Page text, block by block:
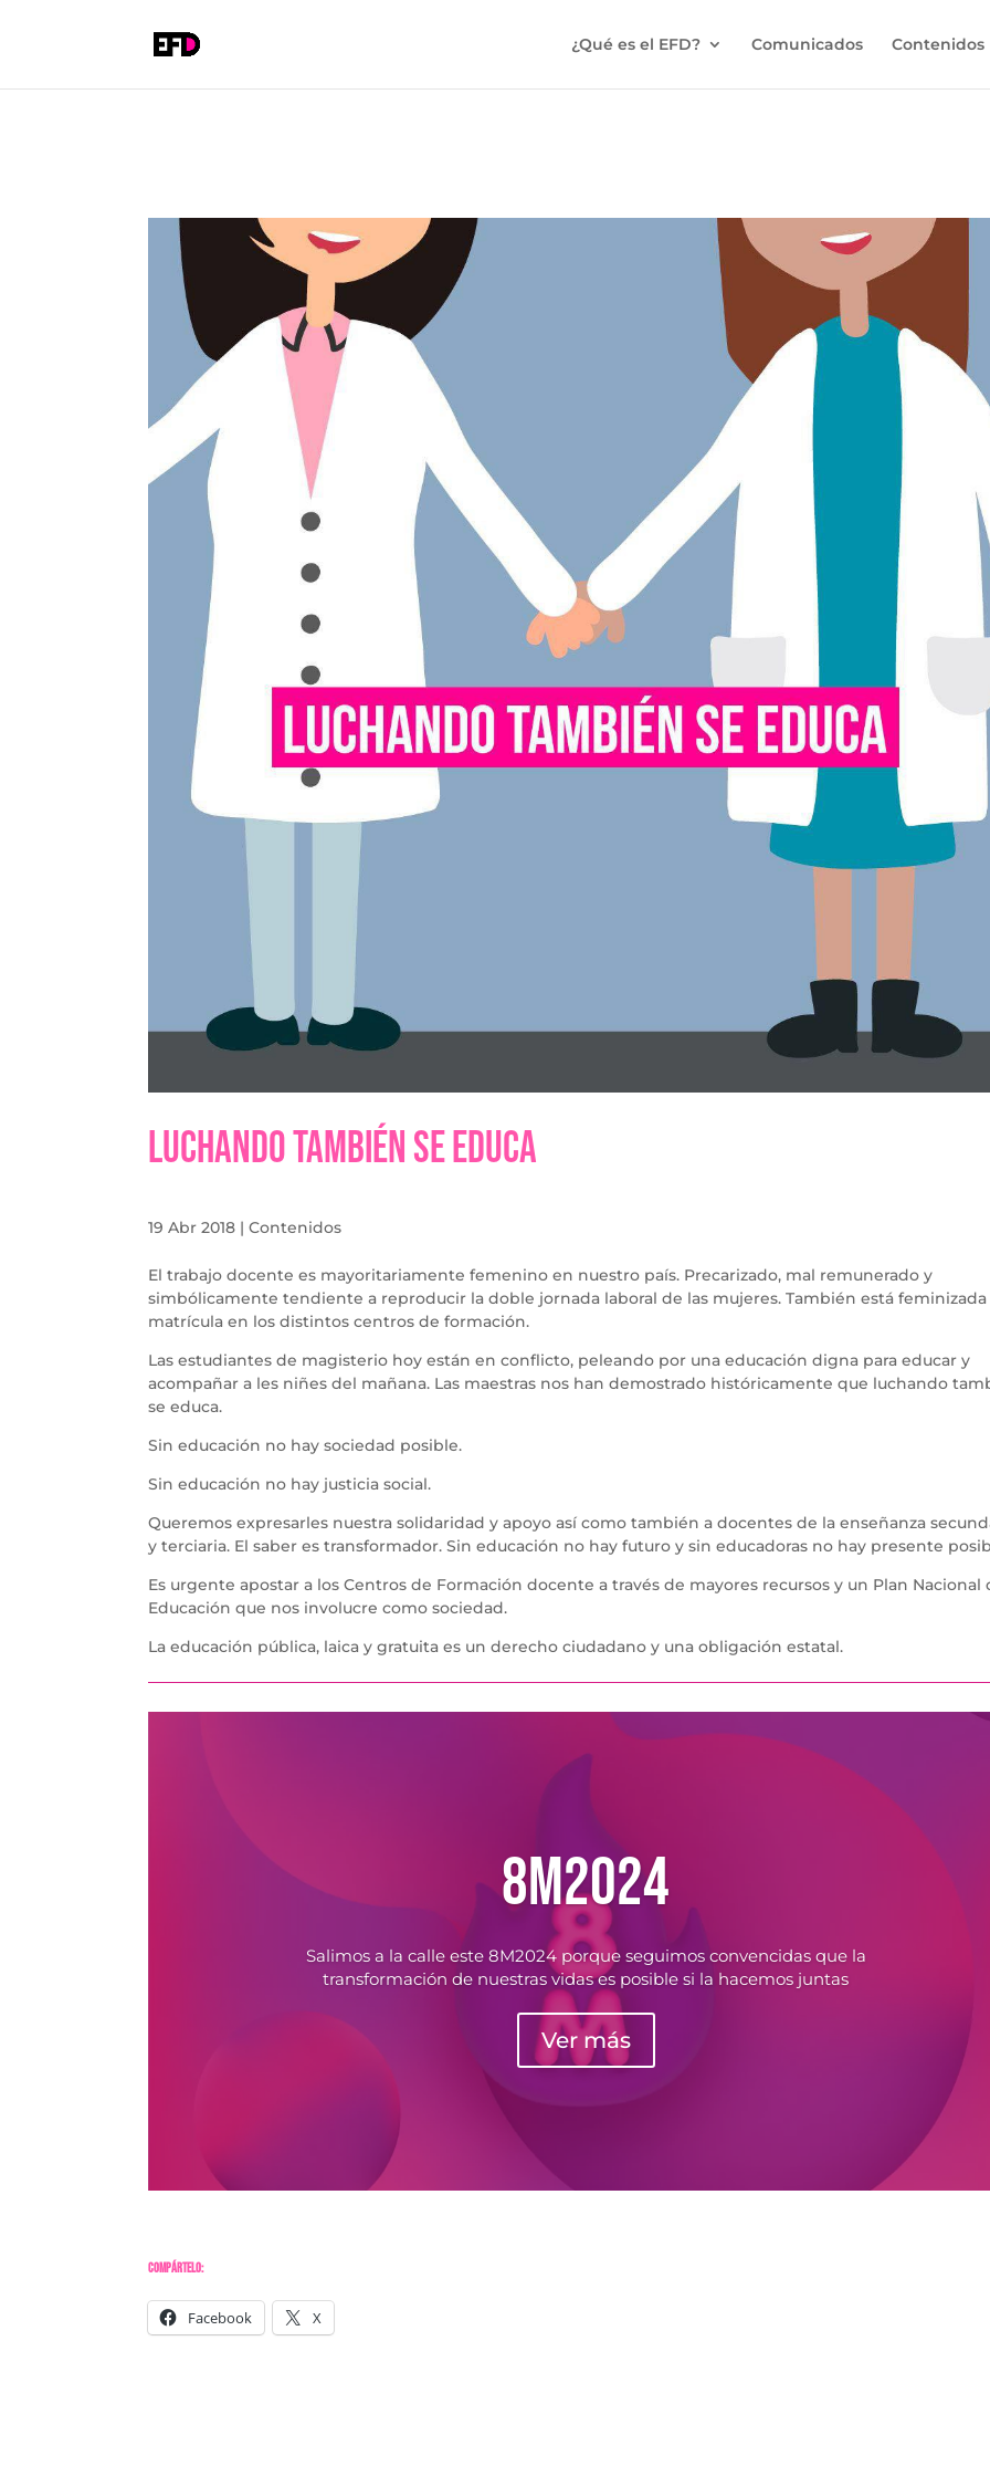
¿Qué es el EFD? Comunicados Contenidos
Luchando también se educa
19 Abr 2018 |Contenidos
El trabajo docente es mayoritariamente femenino en nuestro país. Precarizado, mal remunerado y
simbólicamente tendiente a reproducir la doble jornada laboral de las mujeres. También está feminizada
matrícula en los distintos centros de formación.
Las estudiantes de magisterio hoy están en conflicto, peleando por una educación digna para educar y
acompañar a les niñes del mañana. Las maestras nos han demostrado históricamente que luchando
se educa.
Sin educación no hay sociedad posible.
Sin educación no hay justicia social.
Queremos expresarles nuestra solidaridad y apoyo así como también a docentes de la enseñanza
y terciaria. El saber es transformador. Sin educación no hay futuro y sin educadoras no hay presente
Es urgente apostar a los Centros de Formación docente a través de mayores recursos y un Plan Nacional
Educación que nos involucre como sociedad.
La educación pública, laica y gratuita es un derecho ciudadano y una obligación estatal.
8M2024
Salimos a la calle este 8M2024 porque seguimos convencidas que la
transformación de nuestras vidas es posible si la hacemos juntas
Ver más
Compártelo:
Facebook X